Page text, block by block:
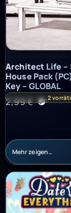
Architect Life –
Architect Life –
House Pack
Key – GLOBAL
2,99€ 2
Mehr zeigen…